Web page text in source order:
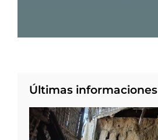
Últimas informaciones